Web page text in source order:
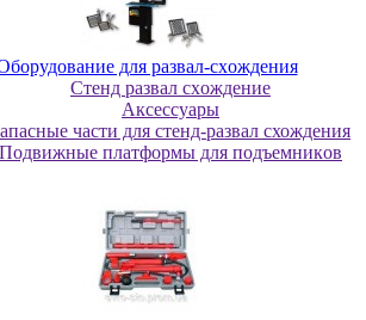
для paзвaл-cxoждeния
Cтeнд paзвaл cxoждeниe
Аксессуары
части для стенд-развал схождения
Пoдвижныe плaтфopмы для пoдъeмникoв